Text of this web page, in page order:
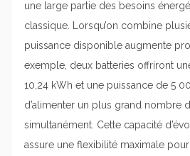
une large partie des besoins
classique. Lorsqu’on combine
puissance disponible augmente
exemple, deux batteries offriront
10,24 kWh et une puissance de 5
d’alimenter un plus grand nombre
simultanément. Cette capacité
assure une flexibilité maximale